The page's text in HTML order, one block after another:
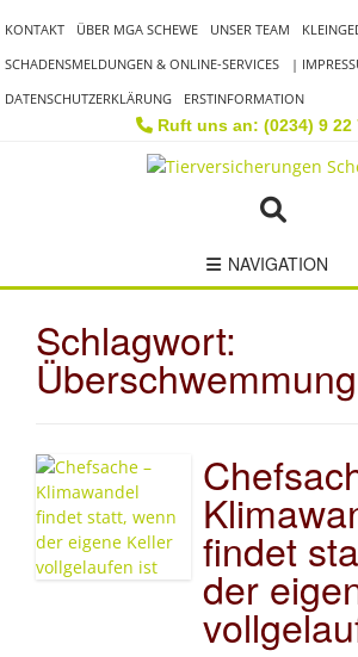
to
content
KONTAKT ÜBER MGA SCHEWE UNSER TEAM
SCHADENSMELDUNGEN & ONLINE-SERVICES
|
DATENSCHUTZERKLÄRUNG
ERSTINFORMATION
Ruft uns an: (0234) 9 22
NAVIGATION
Schlagwort:
Überschwemmung
findet
der